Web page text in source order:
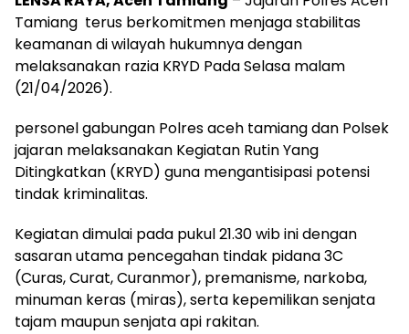
Tamiang terus berkomitmen menjaga stabilitas
keamanan di wilayah hukumnya dengan
melaksanakan razia KRYD Pada Selasa malam
(21/04/2026).
personel gabungan Polres aceh tamiang dan Polsek
jajaran melaksanakan Kegiatan Rutin Yang
Ditingkatkan (KRYD) guna mengantisipasi potensi
tindak kriminalitas.
Kegiatan dimulai pada pukul 21.30 wib ini dengan
sasaran utama pencegahan tindak pidana 3C
(Curas, Curat, Curanmor), premanisme, narkoba,
minuman keras (miras), serta kepemilikan senjata
tajam maupun senjata api rakitan.